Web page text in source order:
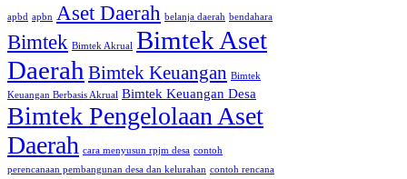
apbd apbn Aset Daerah belanja daerah bendahara
Bimtek Bimtek Akrual Bimtek Aset
Daerah Bimtek Keuangan Bimtek
Keuangan Berbasis Akrual Bimtek Keuangan Desa
Bimtek Pengelolaan Aset
Daerah cara menyusun rpjm desa contoh
perencanaan pembangunan desa dan kelurahan contoh rencana